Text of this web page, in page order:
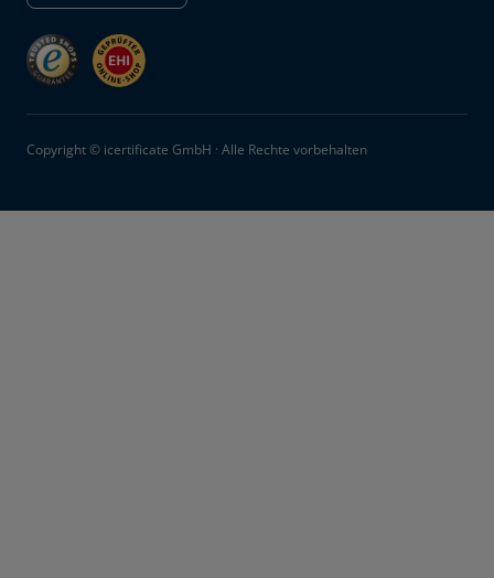
Copyright © icertificate GmbH · Alle Rechte vorbehalten